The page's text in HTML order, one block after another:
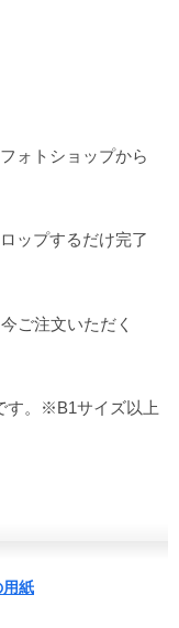
ォトショップから
ップするだけ完了
ご注文いただく
す。※B1サイズ以上
用紙